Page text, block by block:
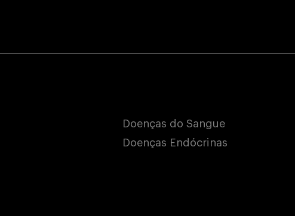
Doenças do Sangue
Doenças Endócrinas